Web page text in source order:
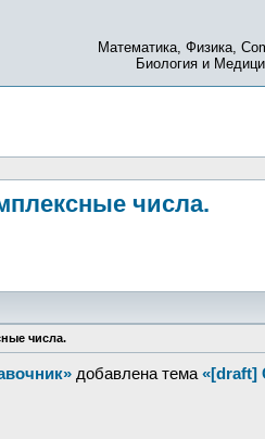
Математика, Физика,
Биология и
числа.
числа.
добавлена тема «[draft]